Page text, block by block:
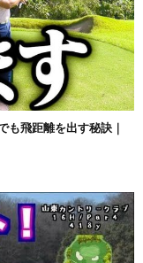
も飛距離を出す秘訣｜